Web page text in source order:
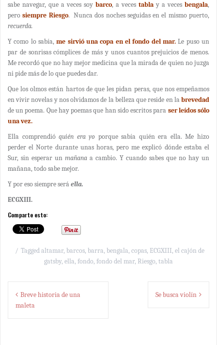
sabe navegar, que a veces soy barco, a veces tabla y a veces bengala,
perosiempre Riesgo. Nunca dos noches seguidas en el mismo puerto,
recuerda.
Y como lo sabía,me sirvió una copa en el fondo del mar. Le puso un
par de sonrisas cómplices de más y unos cuantos prejuicios de menos.
Me recordó que no hay mejor medicina que la mirada de quien no juzga
ni pide más de lo que puedes dar.
Que los olmos están hartos de que les pidan peras, que nos empeñamos
en vivir novelas y nos olvidamos de la belleza que reside en la brevedad
de un poema. Que hay poemas que han sido escritos para ser leídos sólo
una vez.
Ella comprendióquién era yo porque sabía quién era ella. Me hizo
perder el Norte durante unas horas, pero me explicó dónde estaba el
Sur, sin esperar un mañana a cambio. Y cuando sabes que no hay un
mañana, todo sabe mejor.
Y por eso siempre será ella.
ECGXIII.
Comparte esto:
Taggedaltamar, barcos, barra, bengala, copas, ECGXIII, el cajón de
gatsby, ella, fondo, fondo del mar, Riesgo, tabla
Navegación
de Breve historia de una
maleta
Se busca violín